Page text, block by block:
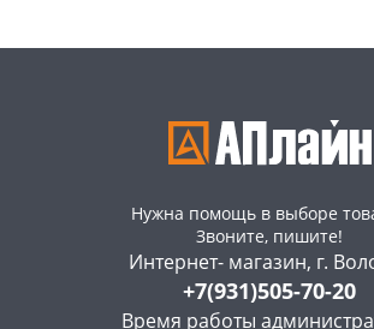
Нужна помощь в выборе
Звоните, пишите!
Интернет- магазин, г.
+7(931)505-70-20
Время работы